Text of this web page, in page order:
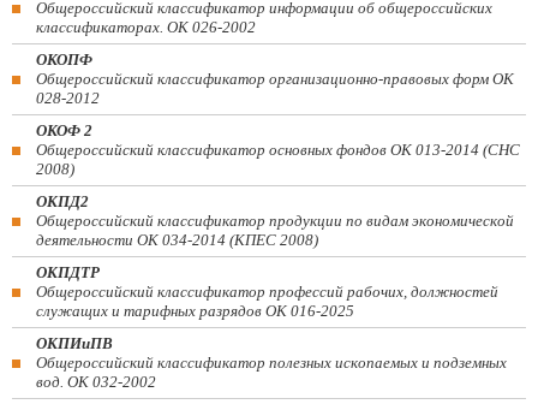
Общероссийский классификатор информации об общероссийских
классификаторах. ОК 026-2002
ОКОПФ
Общероссийский классификатор организационно-правовых форм ОК
028-2012
ОКОФ 2
Общероссийский классификатор основных фондов ОК 013-2014 (СНС
2008)
ОКПД2
Общероссийский классификатор продукции по видам экономической
деятельности ОК 034-2014 (КПЕС 2008)
ОКПДТР
Общероссийский классификатор профессий рабочих, должностей
служащих и тарифных разрядов ОК 016-2025
ОКПИиПВ
Общероссийский классификатор полезных ископаемых и подземных
вод. ОК 032-2002